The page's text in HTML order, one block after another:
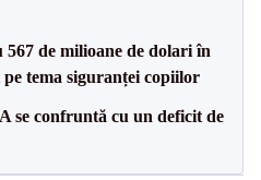
567 de milioane de dolari în
tema siguranței copiilor
se confruntă cu un deficit de